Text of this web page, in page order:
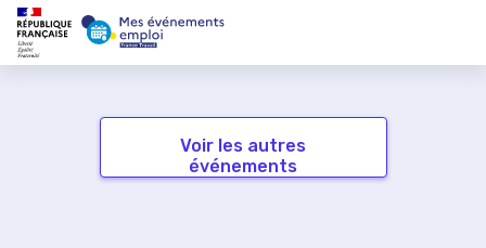
Voir les autres
événements